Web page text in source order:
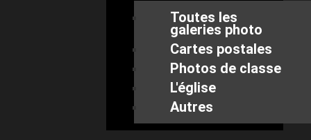
Toutes les
galeries photo
Cartes postales
Photos de classe
L'église
Autres